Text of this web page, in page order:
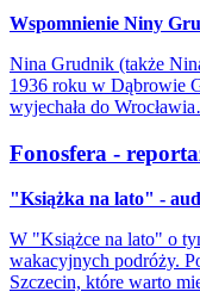
Wspomnienie Niny
Nina Grudnik (także
1936 roku w Dąbrowie
wyjechała do
Fonosfera -
"Książka na lato" -
W "Książce na lato" o
wakacyjnych podróży.
Szczecin, które warto